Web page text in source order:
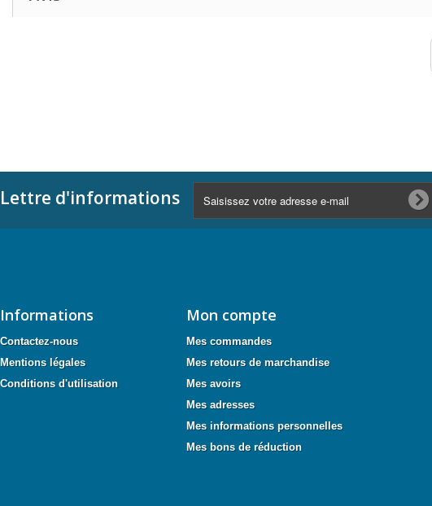
Lettre d'informations
Informations
Contactez-nous
Mentions légales
Conditions d'utilisation
Mon compte
Mes commandes
Mes retours de marchandise
Mes avoirs
Mes adresses
Mes informations personnelles
Mes bons de réduction